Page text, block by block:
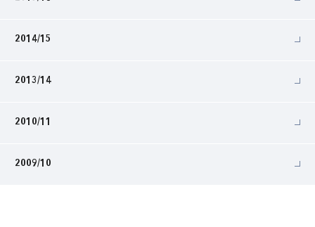
2014/15
2013/14
2010/11
2009/10